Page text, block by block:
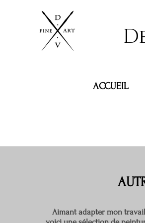
ACCUEIL
Aimant adapter mon